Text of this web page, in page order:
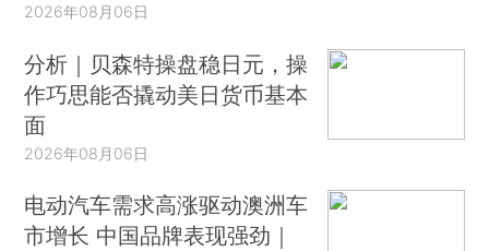
2026年08月06日
分析｜贝森特操盘稳日元，操
作巧思能否撬动美日货币基本
面
2026年08月06日
电动汽车需求高涨驱动澳洲车
市增长 中国品牌表现强劲｜